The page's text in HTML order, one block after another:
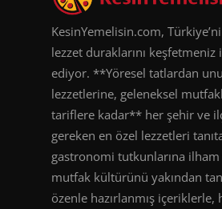
KesinYemelisin.com,
lezzet duraklarını
ediyor. **Yöresel tatlardan
lezzetlerine, geleneksel
tariflere kadar** her şehir ve
gereken en özel lezzetleri
gastronomi tutkunlarına
mutfak kültürünü yakından
özenle hazırlanmış içeriklerle,